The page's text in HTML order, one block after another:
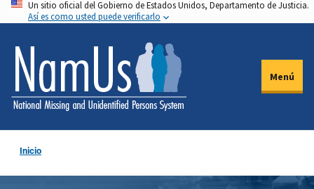
Pasar
al
contenido
principal
Un sitio oficial del Gobierno de Estados Unidos, Departamento de Justicia.
Así es como usted puede verificarlo
Menú
Inicio